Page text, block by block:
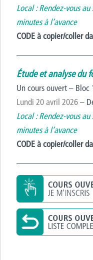
Local : Rendez-vous
minutes à l’avance
CODE à copier/coller
Étude et analyse du
Un cours ouvert – Bloc
Lundi 20 avril 2026–
Local : Rendez-vous
minutes à l’avance
CODE à copier/coller